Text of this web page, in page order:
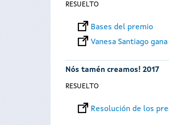
RESUELTO
Bases del premio
Vanesa Santiago
Nós tamén creamos! 2017
RESUELTO
Resolución de los